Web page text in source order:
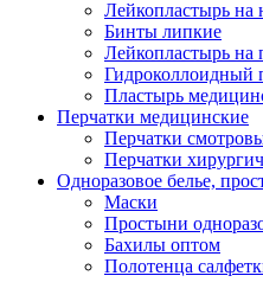
Лейкопластырь на
Бинты липкие
Лейкопластырь на
Гидроколлоидный
Пластырь
Перчатки медицинские
Перчатки
Перчатки
Одноразовое белье,
Маски
Простыни
Бахилы оптом
Полотенца